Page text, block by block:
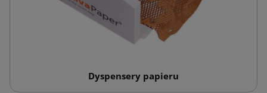
Dyspensery papieru